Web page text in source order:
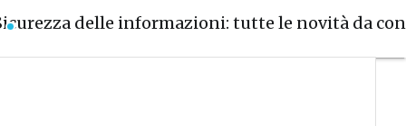
delle informazioni: tutte le novità da